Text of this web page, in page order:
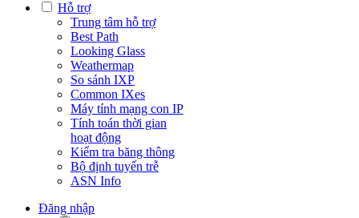
Hỗ trợ
Trung tâm hỗ trợ
Best Path
Looking Glass
Weathermap
So sánh IXP
Common IXes
Máy tính mạng con IP
Tính toán thời gian
hoạt động
Kiểm tra băng thông
Bộ định tuyến trễ
ASN Info
Đăng nhập